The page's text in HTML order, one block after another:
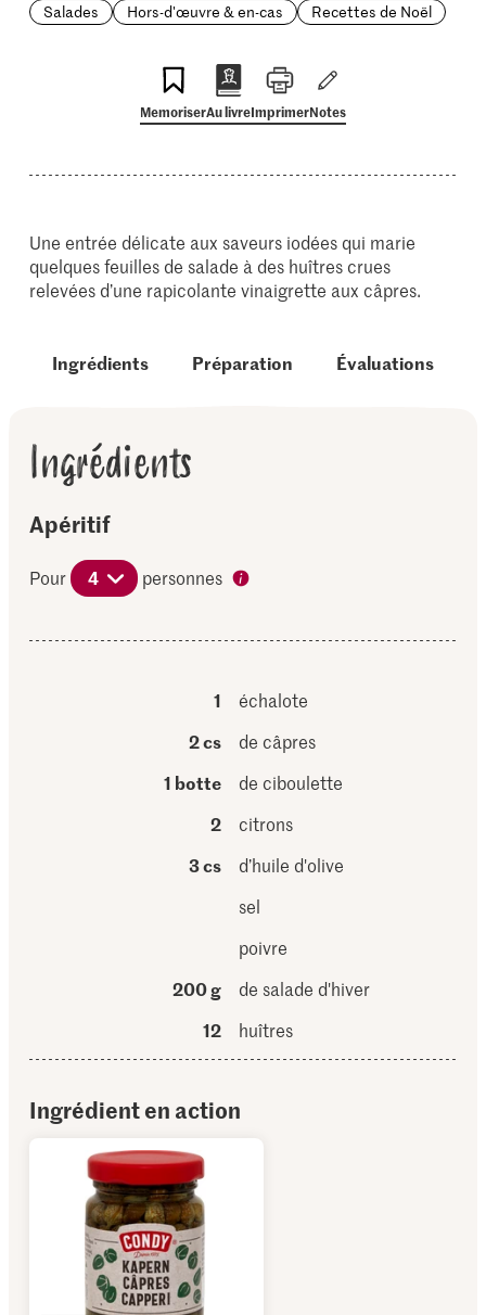
Salades
Hors-d'œuvre & en-cas Recettes de Noël
MemoriserAu livreImprimerNotes
Une entrée délicate aux saveurs iodées qui marie
quelques feuilles de salade à des huîtres crues
relevées d’une rapicolante vinaigrette aux câpres.
Ingrédients Préparation Évaluations
Ingrédients
Apéritif
Pour 4 personnes
1
échalote
2 cs
de câpres
1 botte
de ciboulette
2
citrons
3 cs
d’huile d'olive
sel
poivre
200 g
de salade d'hiver
12
huîtres
Ingrédient en action